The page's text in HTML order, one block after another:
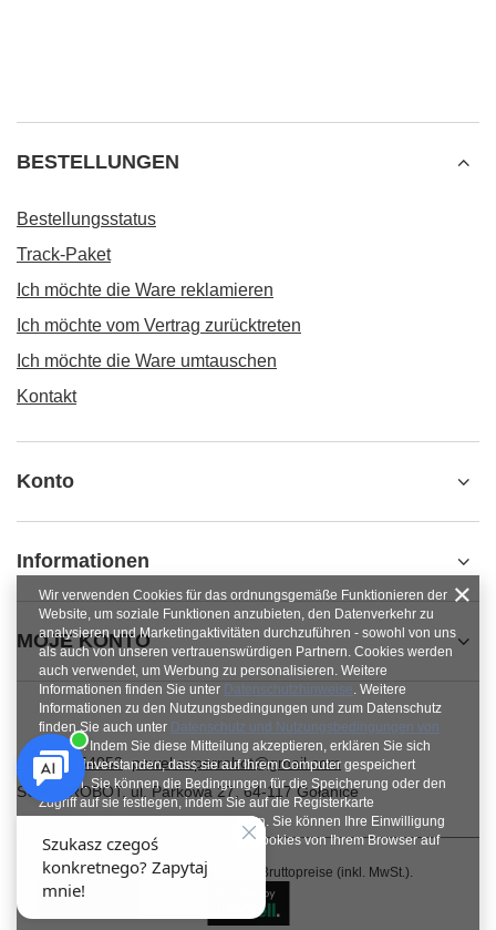
BESTELLUNGEN
Bestellungsstatus
Track-Paket
Ich möchte die Ware reklamieren
Ich möchte vom Vertrag zurücktreten
Ich möchte die Ware umtauschen
Kontakt
Konto
Informationen
MOJE KONTO
+48784454053 pawel.superrobot@gmail.com
SUPERROBOT,ul. Parkowa 27,64-117Gołanice
Im Shop präsentieren wir die Bruttopreise (inkl. MwSt.).
Wir verwenden Cookies für das ordnungsgemäße Funktionieren der
Website, um soziale Funktionen anzubieten, den Datenverkehr zu
analysieren und Marketingaktivitäten durchzuführen - sowohl von uns
als auch von unseren vertrauenswürdigen Partnern. Cookies werden
auch verwendet, um Werbung zu personalisieren. Weitere
Informationen finden Sie unter Datenschutzhinweise. Weitere
Informationen zu den Nutzungsbedingungen und zum Datenschutz
finden Sie auch unter Datenschutz und Nutzungsbedingungen von
Google. Indem Sie diese Mitteilung akzeptieren, erklären Sie sich
damit einverstanden, dass sie auf Ihrem Computer gespeichert
werden. Sie können die Bedingungen für die Speicherung oder den
Zugriff auf sie festlegen, indem Sie auf die Registerkarte
„Zustimmungen konfigurieren“ klicken. Sie können Ihre Einwilligung
jederzeit widerrufen, indem Sie die Cookies von Ihrem Browser auf
dem jeweiligen Endgerät löschen.
Schließen